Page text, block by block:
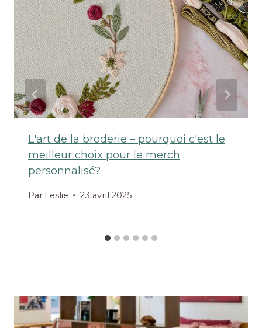
L'art de la broderie – pourquoi c'est le
meilleur choix pour le merch
personnalisé?
Par Leslie 23 avril 2025